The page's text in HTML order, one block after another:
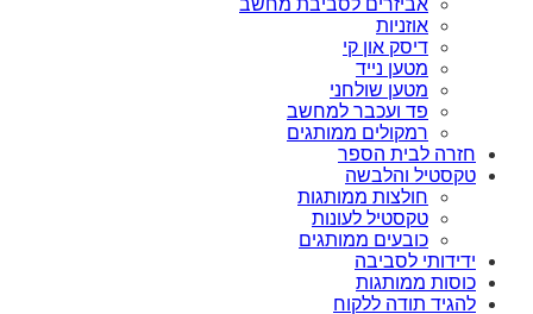
אוזניות
דיסק און קי
מטען נייד
מטען שולחני
פד ועכבר למחשב
רמקולים ממותגים
חזרה לבית הספר
טקסטיל והלבשה
חולצות ממותגות
טקסטיל לעונות
כובעים ממותגים
ידידותי לסביבה
כוסות ממותגות
להגיד תודה ללקוח